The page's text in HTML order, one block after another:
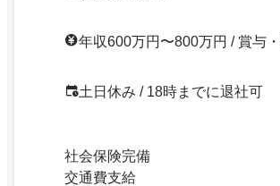
年収600万円〜800万円 / 賞与
土日休み / 18時までに退社可
社会保険完備
交通費支給